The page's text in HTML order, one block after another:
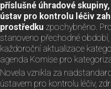
příslušné úhradové
ústav pro kontrolu léčiv
prostředku zpochybněno.
stanoveno přechodné
každoroční aktualizace
agenda Komise pro
Novela vznikla za
ústavem pro kontrolu léčiv,